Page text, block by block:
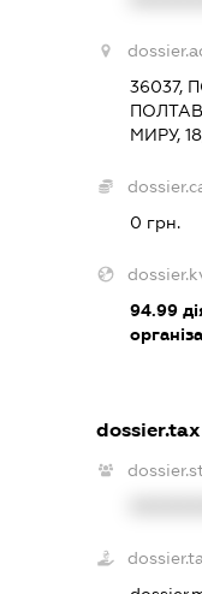
36037,
МИРУ,
0 грн.
94.99
dossier.tax